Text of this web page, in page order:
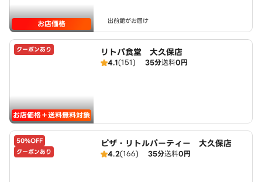
お店価格 出前館がお届け
クーポンあり
お店価格＋送料無料対象
リトパ食堂 大久保店
4.1(151) 35分送料0円
50%OFF
クーポンあり
ピザ・リトルパーティー 大久保店
4.2(166) 35分送料0円